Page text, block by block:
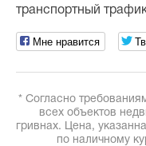
транспортный
Мне нравится
* Согласно
всех объектов
гривнах. Цена,
по наличному